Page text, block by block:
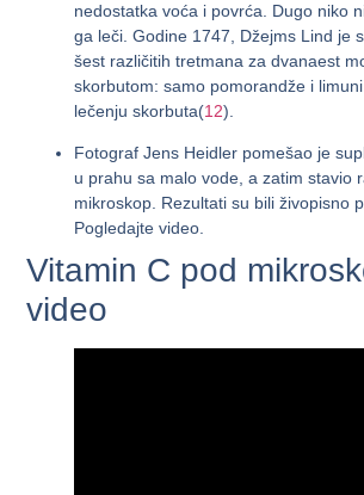
nedostatka voća i povrća. Dugo niko
ga leči. Godine 1747, Džejms Lind je
šest različitih tretmana za dvanaest
skorbutom: samo pomorandže i
lečenju skorbuta(12).
Fotograf Jens Heidler pomešao je
u prahu sa malo vode, a zatim stavio
mikroskop. Rezultati su bili živopisno
Pogledajte video.
Vitamin C pod
video